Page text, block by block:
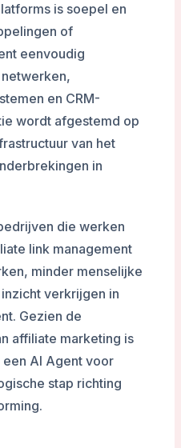
is soepel en
of
eenvoudig
en CRM-
wordt afgestemd op
van het
in
die werken
link management
minder menselijke
verkrijgen in
Gezien de
affiliate marketing is
AI Agent voor
stap richting